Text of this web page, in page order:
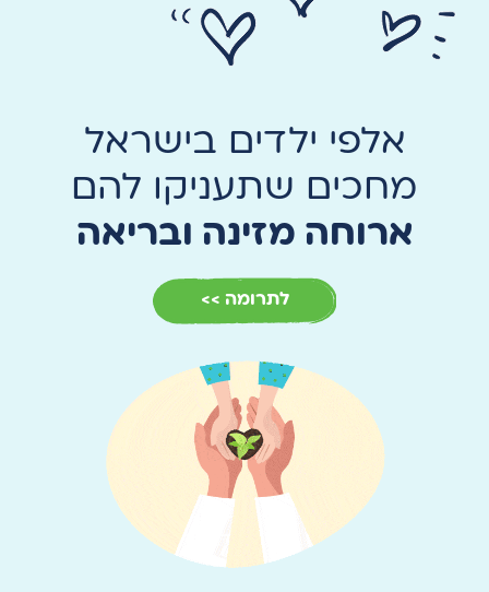
אלפי ילדים בישראל
מחכים שתעניקו להם
ארוחה מזינה ובריאה
לתרומה >>